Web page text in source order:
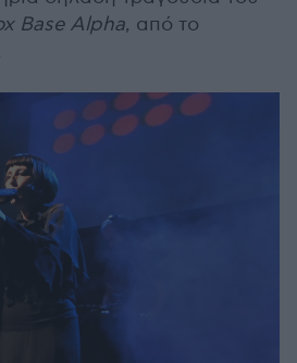
Base Alpha, από το